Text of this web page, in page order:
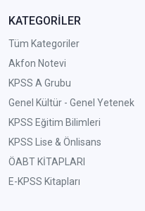
KATEGORİLER
Tüm Kategoriler
Akfon Notevi
KPSS A Grubu
Genel Kültür - Genel Yetenek
KPSS Eğitim Bilimleri
KPSS Lise & Önlisans
ÖABT KİTAPLARI
E-KPSS Kitapları